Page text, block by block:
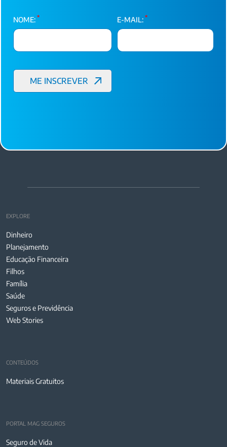
NOME: * E-MAIL: *
EXPLORE
Dinheiro
Planejamento
Educação Financeira
Filhos
Família
Saúde
Seguros e Previdência
Web Stories
CONTEÚDOS
Materiais Gratuitos
PORTAL MAG SEGUROS
Seguro de Vida